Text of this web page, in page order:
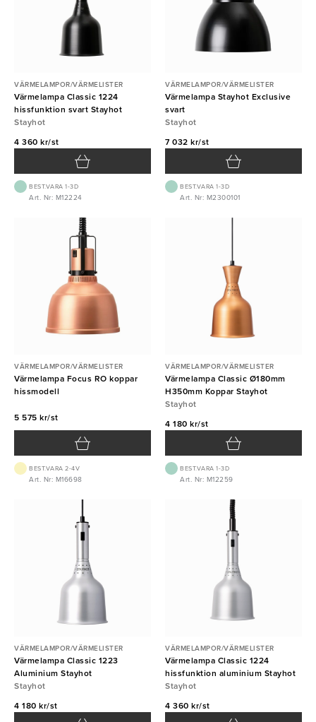
VÄRMELAMPOR/VÄRMELISTER
Värmelampa Classic 1224
hissfunktion svart Stayhot
Stayhot
4 360 kr/st
BEST.VARA 1-3D
Art. Nr: M12224
VÄRMELAMPOR/VÄRMELISTER
Värmelampa Stayhot Exclusive
svart
Stayhot
7 032 kr/st
BEST.VARA 1-3D
Art. Nr: M2300101
VÄRMELAMPOR/VÄRMELISTER
Värmelampa Focus RO koppar
hissmodell
5 575 kr/st
BEST.VARA 2-4V
Art. Nr: M16698
VÄRMELAMPOR/VÄRMELISTER
Värmelampa Classic Ø180mm
H350mm Koppar Stayhot
Stayhot
4 180 kr/st
BEST.VARA 1-3D
Art. Nr: M12259
VÄRMELAMPOR/VÄRMELISTER
Värmelampa Classic 1223
Aluminium Stayhot
Stayhot
4 180 kr/st
VÄRMELAMPOR/VÄRMELISTER
Värmelampa Classic 1224
hissfunktion aluminium Stayhot
Stayhot
4 360 kr/st